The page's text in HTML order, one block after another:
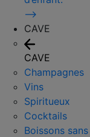
⟶
CAVE
CAVE
Champagnes
Vins
Spiritueux
Cocktails
Boissons